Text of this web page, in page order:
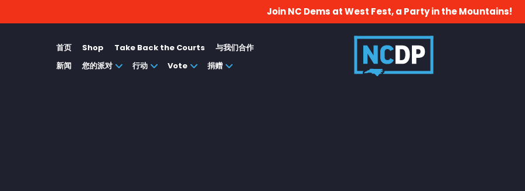
Join NC Dems at West Fest, a Party in the Mountains!
首页 Shop Take Back the Courts
与我们合作
新闻
您的派对 行动 Vote 捐赠